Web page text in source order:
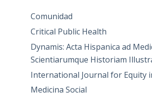
Comunidad
Critical Public Health
Dynamis: Acta Hispanica ad
Scientiarumque Historiam
International Journal for Equity
Medicina Social